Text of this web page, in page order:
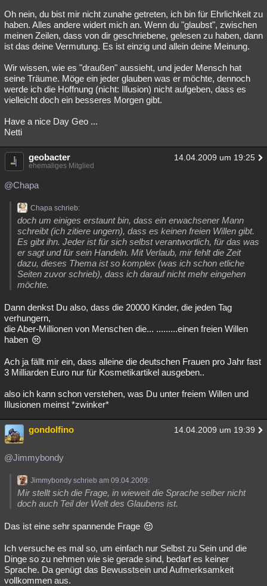
Oh nein, du bist mir nicht zunahe getreten, ich bin für Ehrlichkeit zu
haben. Alles andere widert mich an. Wenn du "glaubst", zwischen
meinen Zeilen, dass von dir geschriebene, gelesen zu haben, dann
ist das deine Vermutung. Es ist einzig und allein deine Meinung.
Wir wissen, wie es "draußen" aussieht, und jeder Mensch hat
seine Träume. Möge ein jeder glauben was er möchte, dennoch
werde ich die Hoffnung (nicht: Illusion) nicht aufgeben, dass es
vielleicht doch ein besseres Morgen gibt.
Have a nice Day Geo ...
Netti
geobacter 14.04.2009 um 19:25
ehemaliges Mitglied
@Chapa
Chapa schrieb:
doch um einiges erstaunt bin, dass ein erwachsener Mann
schreibt (ich zitiere ungern), dass es keinen freien Willen gibt.
Es gibt ihn. Jeder ist für sich selbst verantwortlich, für das was
er sagt und für sein Handeln. Mit Verlaub, mir fehlt die Zeit
dazu, dieses Thema ist so komplex (was ich schon etliche
Seiten zuvor schrieb), dass ich darauf nicht mehr eingehen
möchte.
Dann denkst Du also, dass die 20000 Kinder, die jeden Tag
verhungern,
die Aber-Millionen von Menschen die... .........einen freien Willen
haben
Ach ja fällt mir ein, dass alleine die deutschen Frauen pro Jahr fast
3 Milliarden Euro nur für Kosmetikartikel ausgeben..
also ich kann schon verstehen, was Du unter freiem Willen und
Illusionen meinst *zwinker*
gondolfino 14.04.2009 um 19:39
@Jimmybondy
Jimmybondy schrieb am 09.04.2009:
Mir stellt sich die Frage, in wieweit die Sprache selber nicht
doch auch Teil der Welt des Glaubens ist.
Das ist eine sehr spannende Frage
Ich versuche es mal so, um einfach nur Selbst zu Sein und die
Dinge so zu nehmen wie sie gerade sind, bedarf es keiner
Sprache. Da genügt das Bewusstsein und Aufmerksamkeit
vollkommen aus.